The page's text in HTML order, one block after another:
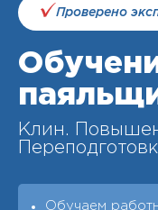
Проверено
Клин.
Обучаем